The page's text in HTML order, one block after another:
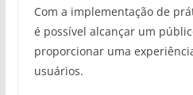
Com a implementação de
é possível alcançar um
proporcionar uma
usuários.